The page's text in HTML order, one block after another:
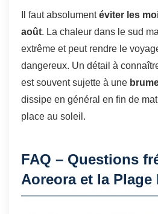
Il faut absolumentéviter les
août. La chaleur dans le sud
extrême et peut rendre le
dangereux. Un détail à
est souvent sujette à une
dissipe en général en fin de
place au soleil.
FAQ – Questions
Aoreora et la Plage